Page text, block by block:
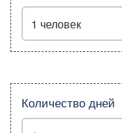
Количество дней